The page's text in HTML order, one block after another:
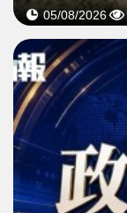
05/08/2026